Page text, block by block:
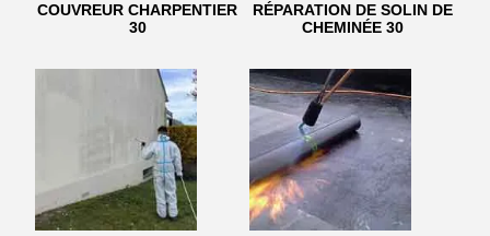
COUVREUR CHARPENTIER
30
RÉPARATION DE SOLIN DE
CHEMINÉE 30